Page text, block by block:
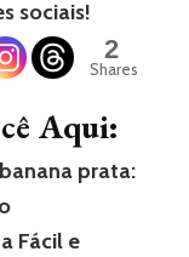
sociais!
2
Shares
Aqui:
prata:
Fácil e